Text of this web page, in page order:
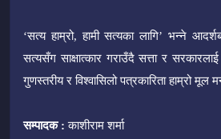
‘सत्य हाम्रो, हामी सत्यका लागि’ भन्ने
सत्यसँग साक्षात्कार गराउँदै सत्ता र
गुणस्तरीय र विश्वासिलो पत्रकारिता हाम्रो मूल
सम्पादक : काशीराम शर्मा